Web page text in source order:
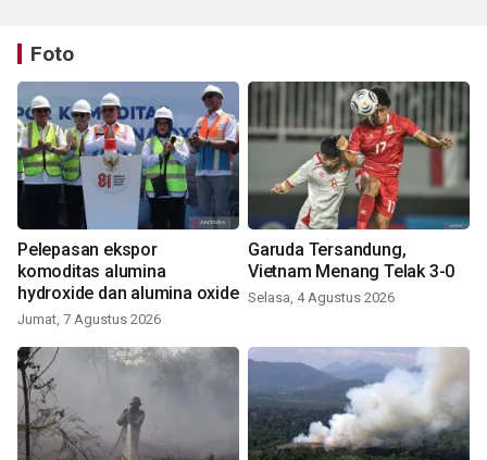
Foto
Pelepasan ekspor
komoditas alumina
hydroxide dan alumina oxide
Jumat, 7 Agustus 2026
Garuda Tersandung,
Vietnam Menang Telak 3-0
Selasa, 4 Agustus 2026